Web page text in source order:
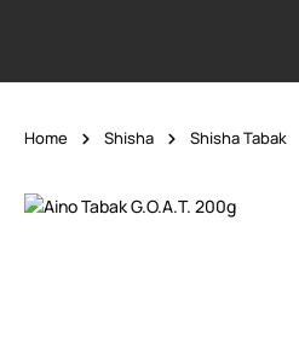
Home Shisha Shisha Tabak
Bildergalerie überspringen